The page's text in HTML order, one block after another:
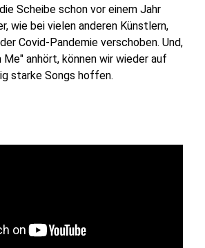
Scheibe schon vor einem Jahr
wie bei vielen anderen Künstlern,
Covid-Pandemie verschoben. Und,
Me" anhört, können wir wieder auf
starke Songs hoffen.